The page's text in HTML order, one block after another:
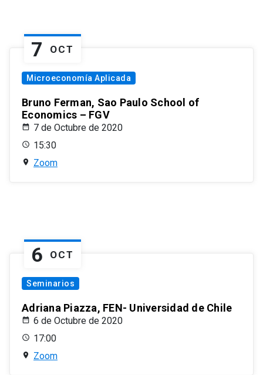
7 OCT
Microeconomía Aplicada
Bruno Ferman, Sao Paulo School of
Economics – FGV
7 de Octubre de 2020
15:30
Zoom
6 OCT
Seminarios
Adriana Piazza, FEN- Universidad de Chile
6 de Octubre de 2020
17:00
Zoom